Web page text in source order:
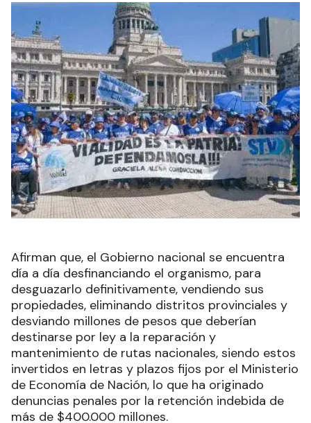
Afirman que, el Gobierno nacional se encuentra
día a día desfinanciando el organismo, para
desguazarlo definitivamente, vendiendo sus
propiedades, eliminando distritos provinciales y
desviando millones de pesos que deberían
destinarse por ley a la reparación y
mantenimiento de rutas nacionales, siendo estos
invertidos en letras y plazos fijos por el Ministerio
de Economía de Nación, lo que ha originado
denuncias penales por la retención indebida de
más de $400.000 millones.